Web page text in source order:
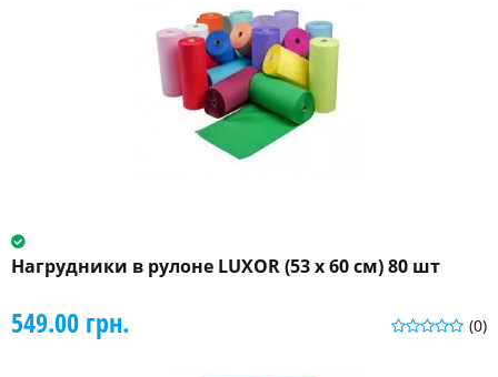
Нагрудники в рулоне LUXOR (53 x 60 см) 80 шт
(0)
549.00 грн.